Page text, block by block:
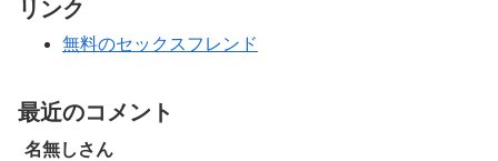
リンク
無料のセックスフレンド
最近のコメント
名無しさん